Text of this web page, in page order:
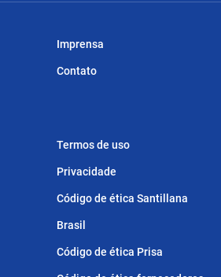
Imprensa
Contato
Termos de uso
Privacidade
Código de ética Santillana
Brasil
Código de ética Prisa